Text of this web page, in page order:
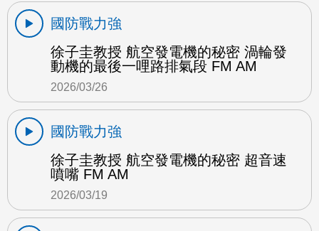
國防戰力強
徐子圭教授 航空發電機的秘密 渦輪發
動機的最後一哩路排氣段 FM AM
2026/03/26
國防戰力強
徐子圭教授 航空發電機的秘密 超音速
噴嘴 FM AM
2026/03/19